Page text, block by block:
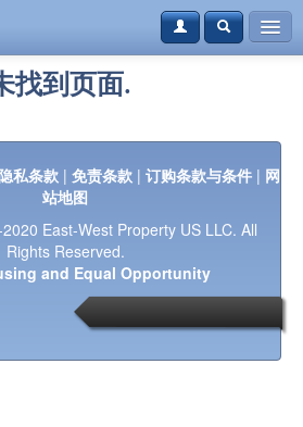
免费注册
找到页面.
私条款 | 免责条款 | 订购条款与条件 | 网
站地图
East-West Property US LLC. All
Rights Reserved.
and Equal Opportunity